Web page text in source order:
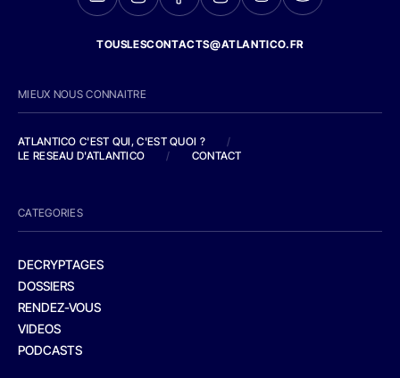
TOUSLESCONTACTS@ATLANTICO.FR
MIEUX NOUS CONNAITRE
ATLANTICO C'EST QUI, C'EST QUOI ?
/
LE RESEAU D'ATLANTICO
/ CONTACT
CATEGORIES
DECRYPTAGES
DOSSIERS
RENDEZ-VOUS
VIDEOS
PODCASTS